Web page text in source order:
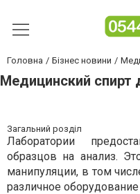
Головна Бізнес новини
Медицинский спирт
Загальний розділ
Лаборатории
образцов на анализ.
манипуляции, в том
различное